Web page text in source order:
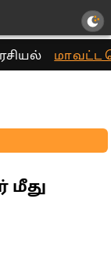
மாவட்ட
மீது